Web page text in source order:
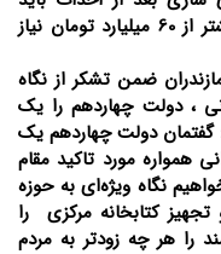
تجهیز شود که در مجموع به اعتباری بیشتر از 60 میلیارد تومان نیاز
ضمن تشکر از نگاه
، دولت چهاردهم را یک
گفتمان دولت چهاردهم یک
همواره مورد تاکید مقام
نگاه ویژه‌ای به حوزه
کتابخانه مرکزی را
را هر چه زودتر به مردم